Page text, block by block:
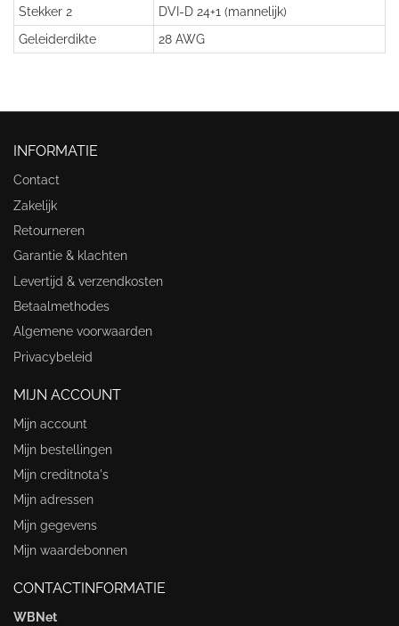
Stekker 2
DVI-D 24+1 (mannelijk)
Geleiderdikte
28 AWG
INFORMATIE
Contact
Zakelijk
Retourneren
Garantie & klachten
Levertijd & verzendkosten
Betaalmethodes
Algemene voorwaarden
Privacybeleid
MIJN ACCOUNT
Mijn account
Mijn bestellingen
Mijn creditnota's
Mijn adressen
Mijn gegevens
Mijn waardebonnen
CONTACTINFORMATIE
WBNet